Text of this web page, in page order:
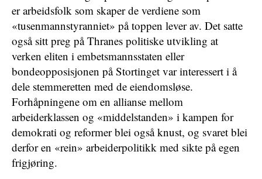
er arbeidsfolk som skaper de verdiene som
«tusenmannstyranniet» på toppen lever av. Det satte
også sitt preg på Thranes politiske utvikling at
verken eliten i embetsmannsstaten eller
bondeopposisjonen på Stortinget var interessert i å
dele stemmeretten med de eiendomsløse.
Forhåpningene om en allianse mellom
arbeiderklassen og «middelstanden» i kampen for
demokrati og reformer blei også knust, og svaret blei
derfor en «rein» arbeiderpolitikk med sikte på egen
frigjøring.